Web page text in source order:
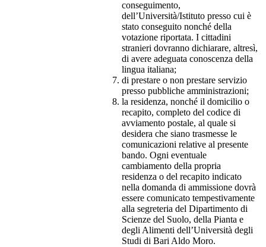
conseguimento,
dell’Università/Istituto presso cui è
stato conseguito nonché della
votazione riportata. I cittadini
stranieri dovranno dichiarare, altresì,
di avere adeguata conoscenza della
lingua italiana;
di prestare o non prestare servizio
presso pubbliche amministrazioni;
la residenza, nonché il domicilio o
recapito, completo del codice di
avviamento postale, al quale si
desidera che siano trasmesse le
comunicazioni relative al presente
bando. Ogni eventuale
cambiamento della propria
residenza o del recapito indicato
nella domanda di ammissione dovrà
essere comunicato tempestivamente
alla segreteria del Dipartimento di
Scienze del Suolo, della Pianta e
degli Alimenti dell’Università degli
Studi di Bari Aldo Moro.